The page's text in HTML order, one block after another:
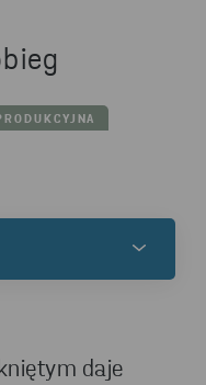
daje
recyklingu.